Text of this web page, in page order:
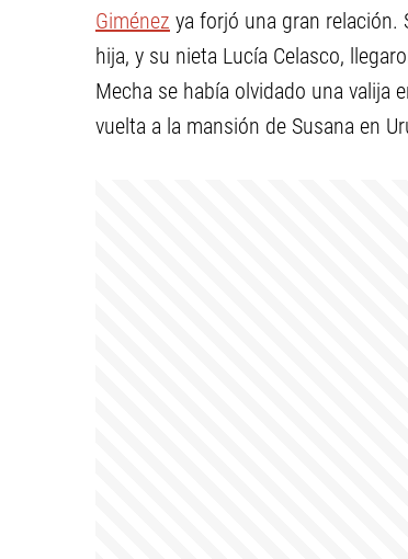
Giménez ya forjó una gran relación.
hija, y su nieta Lucía Celasco,
Mecha se había olvidado una valija
vuelta a la mansión de Susana en